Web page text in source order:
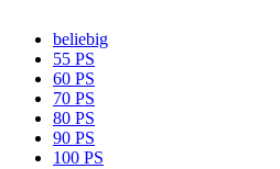
beliebig
55 PS
60 PS
70 PS
80 PS
90 PS
100 PS